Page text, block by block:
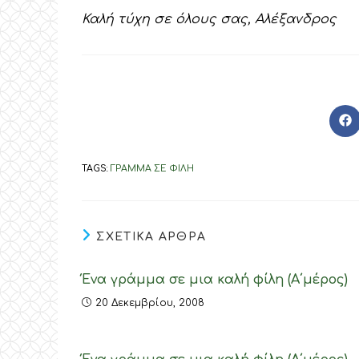
Καλή τύχη σε όλους σας, Αλέξανδρος
in
TAGS: ΓΡΑΜΜΑ ΣΕ ΦΙΛΗ
ΣΧΕΤΙΚΑ ΑΡΘΡΑ
Ένα γράμμα σε μια καλή φίλη (Α΄μέρος)
20 Δεκεμβρίου, 2008